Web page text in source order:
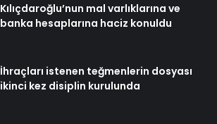
Kılıçdaroğlu’nun mal varlıklarına ve
banka hesaplarına haciz konuldu
İhraçları istenen teğmenlerin dosyası
ikinci kez disiplin kurulunda